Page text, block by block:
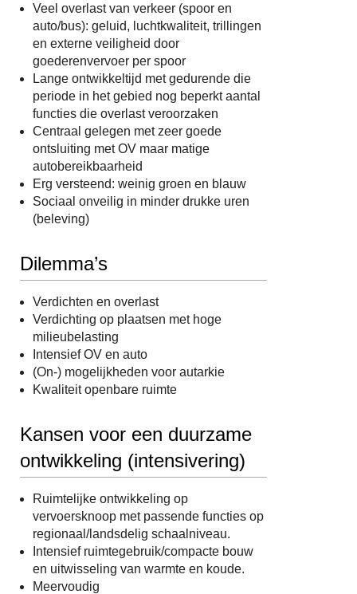
Veel overlast van verkeer (spoor en
auto/bus): geluid, luchtkwaliteit, trillingen
en externe veiligheid door
goederenvervoer per spoor
Lange ontwikkeltijd met gedurende die
periode in het gebied nog beperkt aantal
functies die overlast veroorzaken
Centraal gelegen met zeer goede
ontsluiting met OV maar matige
autobereikbaarheid
Erg versteend: weinig groen en blauw
Sociaal onveilig in minder drukke uren
(beleving)
Dilemma’s
Verdichten en overlast
Verdichting op plaatsen met hoge
milieubelasting
Intensief OV en auto
(On-) mogelijkheden voor autarkie
Kwaliteit openbare ruimte
Kansen voor een duurzame
ontwikkeling (intensivering)
Ruimtelijke ontwikkeling op
vervoersknoop met passende functies op
regionaal/landsdelig schaalniveau.
Intensief ruimtegebruik/compacte bouw
en uitwisseling van warmte en koude.
Meervoudig